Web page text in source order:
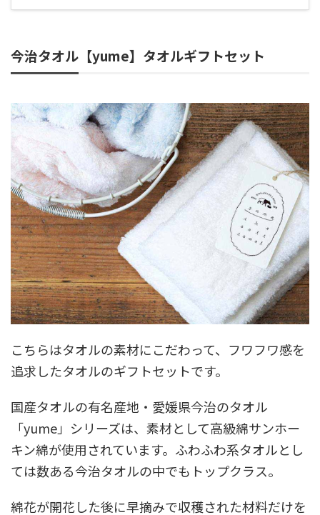
今治タオル【yume】タオルギフトセット
こちらはタオルの素材にこだわって、フワフワ感を
追求したタオルのギフトセットです。
国産タオルの有名産地・愛媛県今治のタオル
「yume」シリーズは、素材として高級綿サンホー
キン綿が使用されています。ふわふわ系タオルとし
ては数ある今治タオルの中でもトップクラス。
綿花が開花した後に早摘みで収穫された材料だけを